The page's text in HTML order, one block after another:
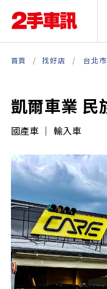
首頁 找好店 台北市
凱爾車業 民
國產車 ｜ 輸入車